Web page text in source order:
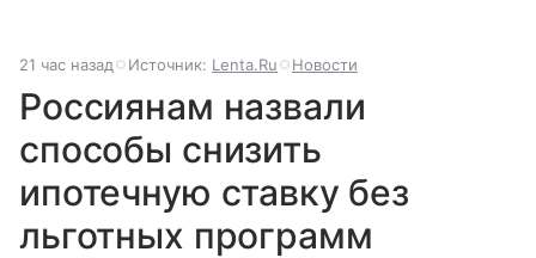
21 час назад Источник: Lenta.Ru Новости
Россиянам назвали
способы снизить
ипотечную ставку без
льготных программ